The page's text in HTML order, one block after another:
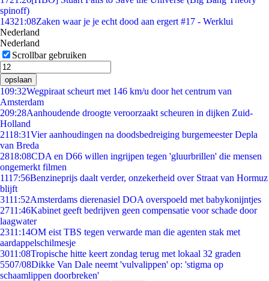
spinoff)
14321:08Zaken waar je je echt dood aan ergert #17 - Werklui
Nederland
Nederland
Scrollbar gebruiken
opslaan
109:32Wegpiraat scheurt met 146 km/u door het centrum van
Amsterdam
209:28Aanhoudende droogte veroorzaakt scheuren in dijken Zuid-
Holland
2118:31Vier aanhoudingen na doodsbedreiging burgemeester Depla
van Breda
2818:08CDA en D66 willen ingrijpen tegen 'gluurbrillen' die mensen
ongemerkt filmen
1117:56Benzineprijs daalt verder, onzekerheid over Straat van Hormuz
blijft
3111:52Amsterdams dierenasiel DOA overspoeld met babykonijntjes
2711:46Kabinet geeft bedrijven geen compensatie voor schade door
laagwater
2311:14OM eist TBS tegen verwarde man die agenten stak met
aardappelschilmesje
3011:08Tropische hitte keert zondag terug met lokaal 32 graden
5507/08Dikke Van Dale neemt 'vulvalippen' op: 'stigma op
schaamlippen doorbreken'